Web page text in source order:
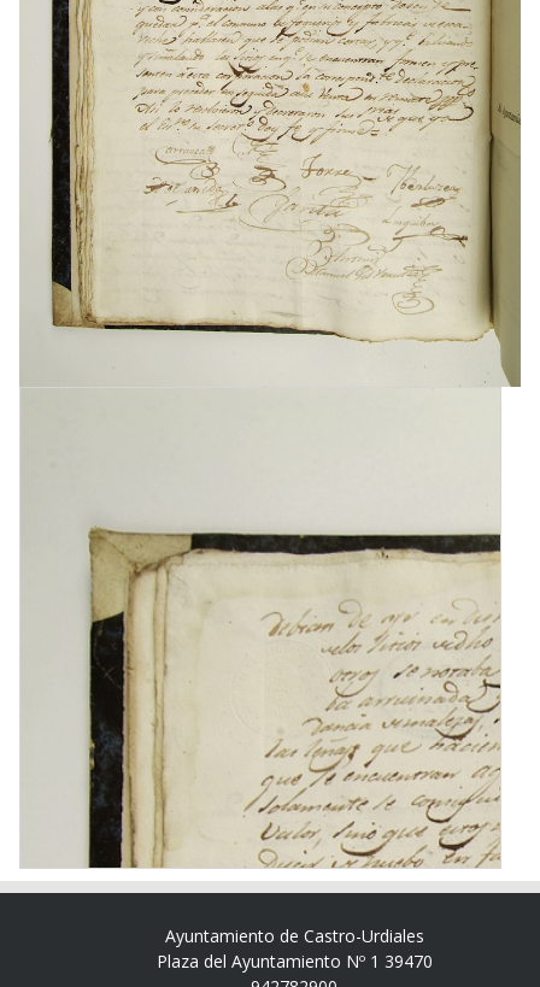
Ayuntamiento de Castro-Urdiales
Plaza del Ayuntamiento Nº 1 39470